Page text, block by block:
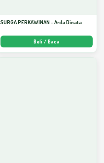
SURGA PERKAWINAN - Arda Dinata
Beli / Baca